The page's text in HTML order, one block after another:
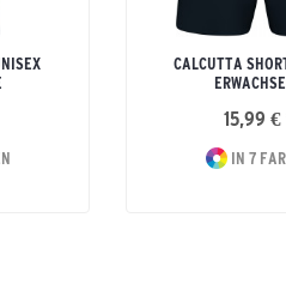
CALCUTTA
15,99 €
IN 7